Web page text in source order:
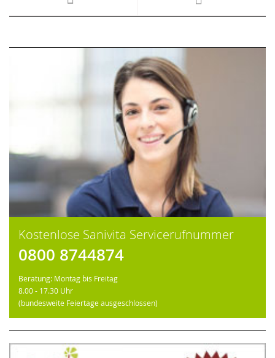
Kostenlose Sanivita Servicerufnummer
0800 8744874
Beratung: Montag bis Freitag
8.00 - 17.30 Uhr
(bundesweite Feiertage ausgeschlossen)